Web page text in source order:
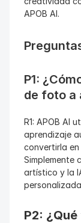
APOB AI.
P1:
de foto a
R1: APOB AI
aprendizaje
convertirla
Simplemente
artístico y la
P2: